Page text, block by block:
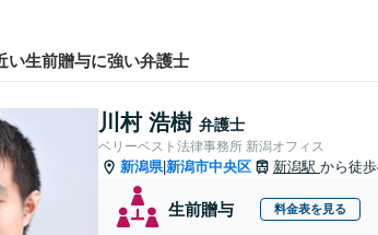
い生前贈与に強い弁護士
川村 浩樹 弁護士
ベリーベスト法律事務所 新潟オフィス
新潟県|新潟市中央区 新潟駅 から徒
生前贈与 料金表を見る